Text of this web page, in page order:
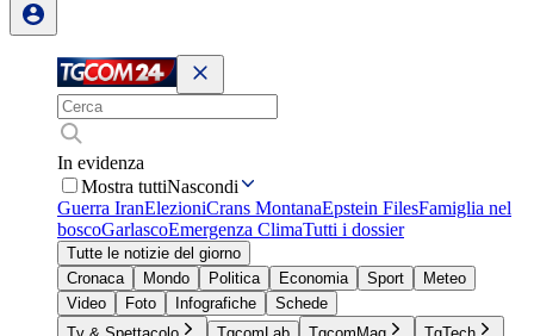
In evidenza
Mostra tuttiNascondi
Guerra IranElezioniCrans MontanaEpstein FilesFamiglia nel
boscoGarlascoEmergenza ClimaTutti i dossier
Tutte le notizie del giorno
Cronaca
Mondo Politica Economia Sport
Meteo
Video
Foto Infografiche
Schede